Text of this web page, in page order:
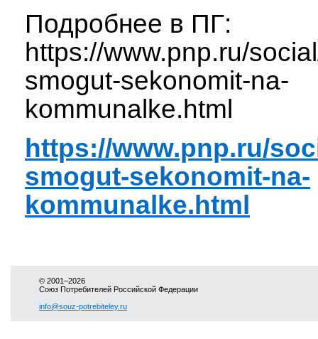
Подробнее в ПГ:
https://www.pnp.ru/
smogut-sekonomit-na-
kommunalke.html
https://www.pnp.ru/
smogut-sekonomit-na-
kommunalke.html
© 2001–2026
Союз Потребителей Российской Федерации
info@souz-potrebiteley.ru